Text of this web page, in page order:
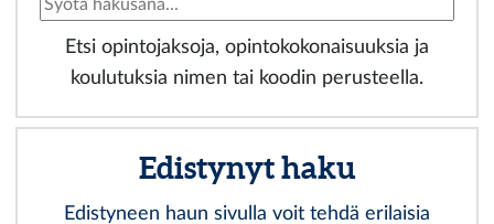
Etsi opintojaksoja, opintokokonaisuuksia ja
koulutuksia nimen tai koodin perusteella.
Edistynyt haku
Edistyneen haun sivulla voit tehdä erilaisia